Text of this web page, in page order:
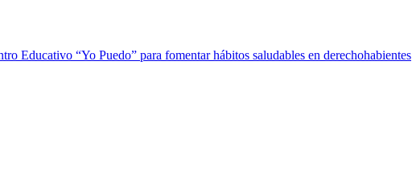
Educativo “Yo Puedo” para fomentar hábitos saludables en derechohabientes